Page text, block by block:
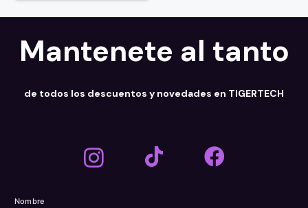
Mantenete al tanto
de todos los descuentos y novedades en TIGERTECH
Nombre